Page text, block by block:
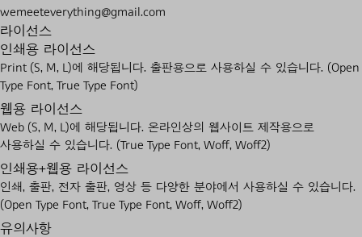
wemeeteverything@gmail.com
라이선스
인쇄용 라이선스
Print (S, M, L)에 해당됩니다. 출판용으로 사용하실 수 있습니다. (Open
Type Font, True Type Font)
웹용 라이선스
Web (S, M, L)에 해당됩니다. 온라인상의 웹사이트 제작용으로
사용하실 수 있습니다. (True Type Font, Woff, Woff2)
인쇄용+웹용 라이선스
인쇄, 출판, 전자 출판, 영상 등 다양한 분야에서 사용하실 수 있습니다.
(Open Type Font, True Type Font, Woff, Woff2)
유의사항